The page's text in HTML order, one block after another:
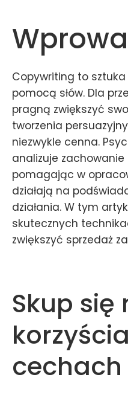
Copywriting to
pomocą słów. Dla
pragną zwiększyć
tworzenia
niezwykle cenna.
analizuje
pomagając w
działają na
działania. W tym
skutecznych
zwiększyć sprzedaż
Skup się
cechach